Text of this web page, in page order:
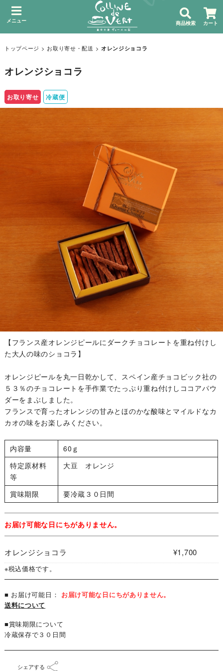
メニュー 商品検索 カート
トップページ > お取り寄せ・配送 > オレンジショコラ
オレンジショコラ
お取り寄せ 冷蔵便
【フランス産オレンジピールにダークチョコレートを重ね付けし
た大人の味のショコラ】
オレンジピールを丸一日乾かして、スペイン産チョコビック社の
５３％のチョコレートを手作業でたっぷり重ね付けしココアパウ
ダーをまぶしました。
フランスで育ったオレンジの甘みとほのかな酸味とマイルドなカ
カオの味をお楽しみください。
内容量
60ｇ
特定原材料
等
大豆 オレンジ
賞味期限 要冷蔵３０日間
お届け可能な日にちがありません。
オレンジショコラ ¥1,700
※税込価格です。
■ お届け可能日： お届け可能な日にちがありません。
送料について
■賞味期限について
冷蔵保存で３０日間
シェアする